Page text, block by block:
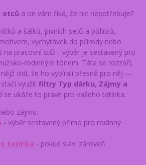
otců a on vám říká, že nic nepotřebuje?
a šálků, pivních setů a půllitrů,
vychytávek do přírody nebo
na pracovní stůl - výběr je sestavený pro
rodinným tónem. Táta se rozzáří,
vidí, že ho vybírali přesně pro něj —
využítfiltry Typ dárku, Zájmy a
se ukáže to pravé pro vašeho tatínka.
zájmu:
- výběr sestavený přímo pro rodinný
tatínka - pokud slaví zároveň